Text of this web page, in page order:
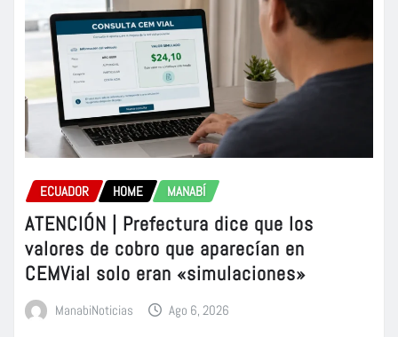
ECUADOR HOME MANABÍ
ATENCIÓN | Prefectura dice que los
valores de cobro que aparecían en
CEMVial solo eran «simulaciones»
ManabiNoticias Ago 6, 2026